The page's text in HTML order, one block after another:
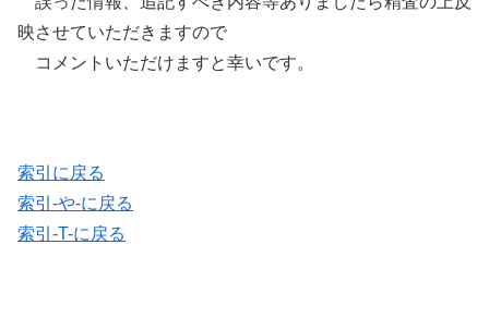
映させていただきますので
コメントいただけますと幸いです。
索引に戻る
索引-や-に戻る
索引-T-に戻る